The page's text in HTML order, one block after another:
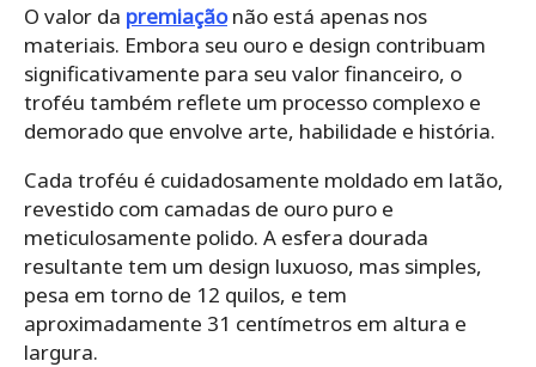
O valor da premiaçãonão está apenas nos
materiais. Embora seu ouro e design contribuam
significativamente para seu valor financeiro, o
troféu também reflete um processo complexo e
demorado que envolve arte, habilidade e história.
Cada troféu é cuidadosamente moldado em latão,
revestido com camadas de ouro puro e
meticulosamente polido. A esfera dourada
resultante tem um design luxuoso, mas simples,
pesa em torno de 12 quilos, e tem
aproximadamente 31 centímetros em altura e
largura.